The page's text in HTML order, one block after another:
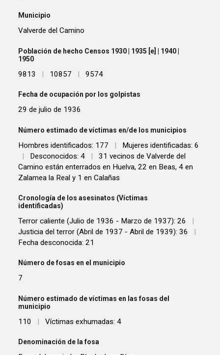
Municipio
Valverde del Camino
Población de hecho Censos 1930 | 1935 [e] | 1940 |
1950
9813 | 10857 | 9574
Fecha de ocupación por los golpistas
29 de julio de 1936
Número estimado de víctimas en/de los municipios
Hombres identificados: 177 |
Mujeres identificadas: 6
|
Desconocidos: 4 |
31 vecinos de Valverde del
Camino están enterrados en Huelva, 22 en Beas, 4 en
Zalamea la Real y 1 en Calañas
Cronología de los asesinatos (Víctimas
identificadas)
Terror caliente (Julio de 1936 - Marzo de 1937): 26
|
Justicia del terror (Abril de 1937 - Abril de 1939): 36
|
Fecha desconocida: 21
Número de fosas en el municipio
7
Número estimado de víctimas en las fosas del
municipio
110 | Víctimas exhumadas: 4
Denominación de la fosa